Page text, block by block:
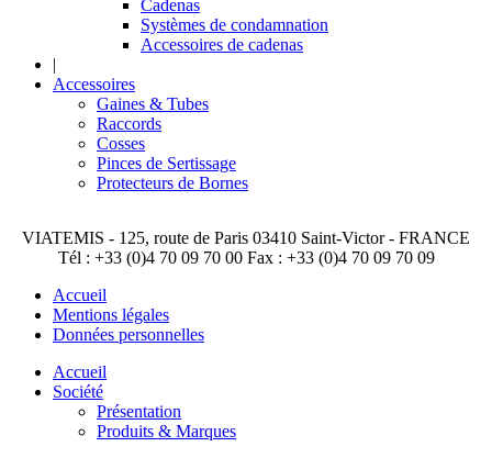
Cadenas
Systèmes de condamnation
Accessoires de cadenas
|
Accessoires
Gaines & Tubes
Raccords
Cosses
Pinces de Sertissage
Protecteurs de Bornes
VIATEMIS - 125, route de Paris 03410 Saint-Victor - FRANCE
Tél : +33 (0)4 70 09 70 00 Fax : +33 (0)4 70 09 70 09
Accueil
Mentions légales
Données personnelles
Accueil
Société
Présentation
Produits & Marques